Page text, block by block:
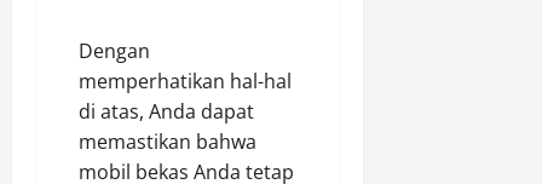
Dengan
memperhatikan hal-hal
di atas, Anda dapat
memastikan bahwa
mobil bekas Anda tetap